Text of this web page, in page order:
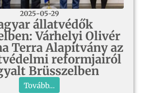
2025-05-29
állatvédők
Várhelyi Olivér
Terra Alapítvány az
reformjairól
Brüsszelben
Tovább...